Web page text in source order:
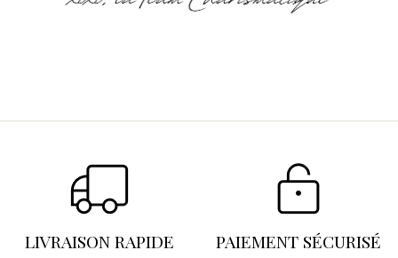
LIVRAISON RAPIDE PAIEMENT SÉCURISÉ
Vous devez être connecté pour enregistrer des
produits dans votre liste d'envies.